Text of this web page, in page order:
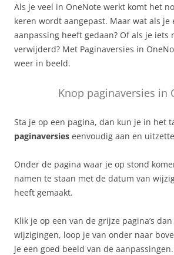
Als je veel in OneNote werkt komt het
keren wordt aangepast. Maar wat als
aanpassing heeft gedaan? Of als je
verwijderd? Met Paginaversies in
weer in beeld.
Knop paginaversies in
Sta je op een pagina, dan kun je in het
paginaversies eenvoudig aan en
Onder de pagina waar je op stond
namen te staan met de datum van
heeft gemaakt.
Klik je op een van de grijze pagina’s
wijzigingen, loop je van onder naar
je een goed beeld van de aanpassingen.